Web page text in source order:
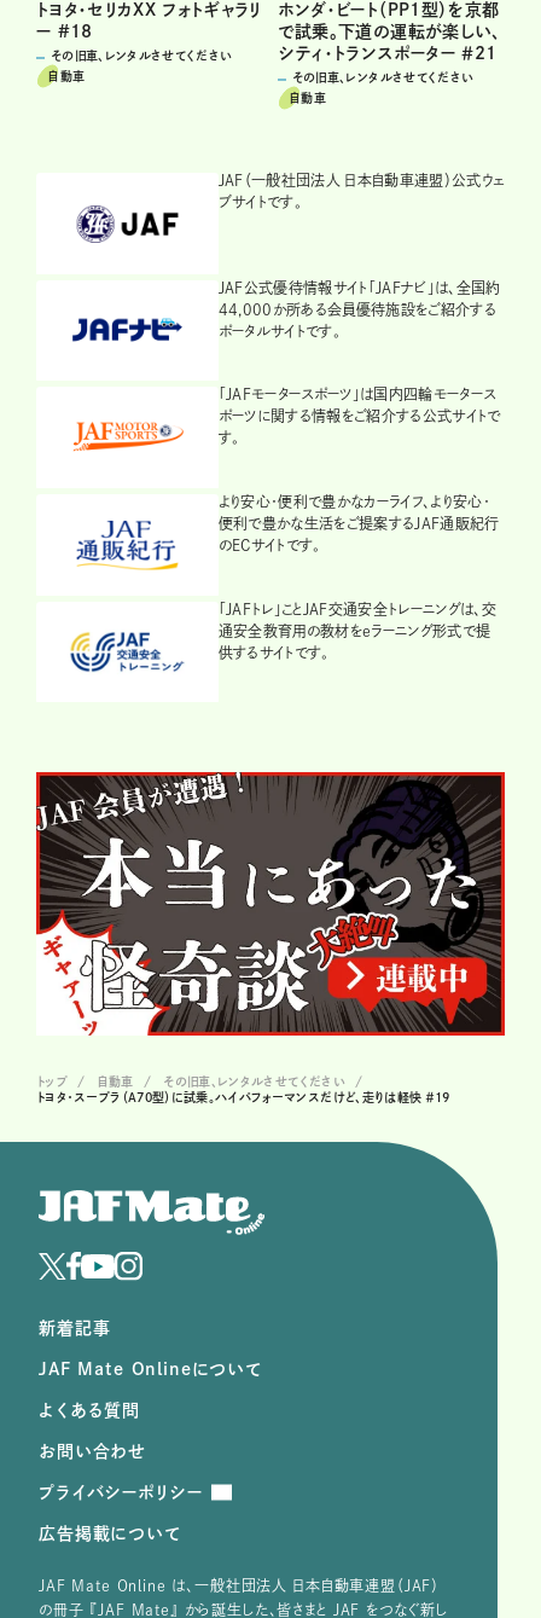
トヨタ・セリカXX フォトギャラリ
ー #18
その旧車、レンタルさせてください
自動車
ホンダ・ビート（PP1型）を京都
で試乗。下道の運転が楽しい、
シティ・トランスポーター ＃21
その旧車、レンタルさせてください
自動車
JAF（一般社団法人 日本自動車連盟）公式ウェ
ブサイトです。
JAF公式優待情報サイト「JAFナビ」は、全国約
44,000か所ある会員優待施設をご紹介する
ポータルサイトです。
「JAFモータースポーツ」は国内四輪モータース
ポーツに関する情報をご紹介する公式サイトで
す。
より安心・便利で豊かなカーライフ、より安心・
便利で豊かな生活をご提案するJAF通販紀行
のECサイトです。
「JAFトレ」ことJAF交通安全トレーニングは、交
通安全教育用の教材をeラーニング形式で提
供するサイトです。
トップ 自動車
その旧車、レンタルさせてください
トヨタ・スープラ（A70型）に試乗。ハイパフォーマンスだけど、走りは軽快 ＃19
新着記事
JAF Mate Onlineについて
よくある質問
お問い合わせ
プライバシーポリシー
広告掲載について
JAF Mate Online は、⼀般社団法⼈ ⽇本⾃動⾞連盟（JAF）
の冊子 『JAF Mate』 から誕⽣した、皆さまと JAF をつなぐ新し